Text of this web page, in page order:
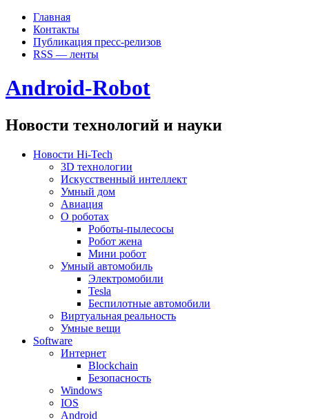
Главная
Контакты
Публикация пресс-релизов
RSS — ленты
Android-Robot
Новости технологий и науки
Новости Hi-Tech
3D технологии
Искусственный интеллект
Умный дом
Авиация
О роботах
Роботы-пылесосы
Робот жена
Мини робот
Умный автомобиль
Электромобили
Tesla
Беспилотные автомобили
Виртуальная реальность
Умные вещи
Software
Интернет
Blockchain
Безопасность
Windows
IOS
Android